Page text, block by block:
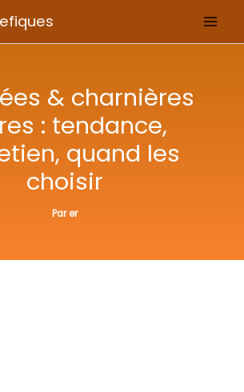
& charnières
: tendance,
quand les
choisir
Parer